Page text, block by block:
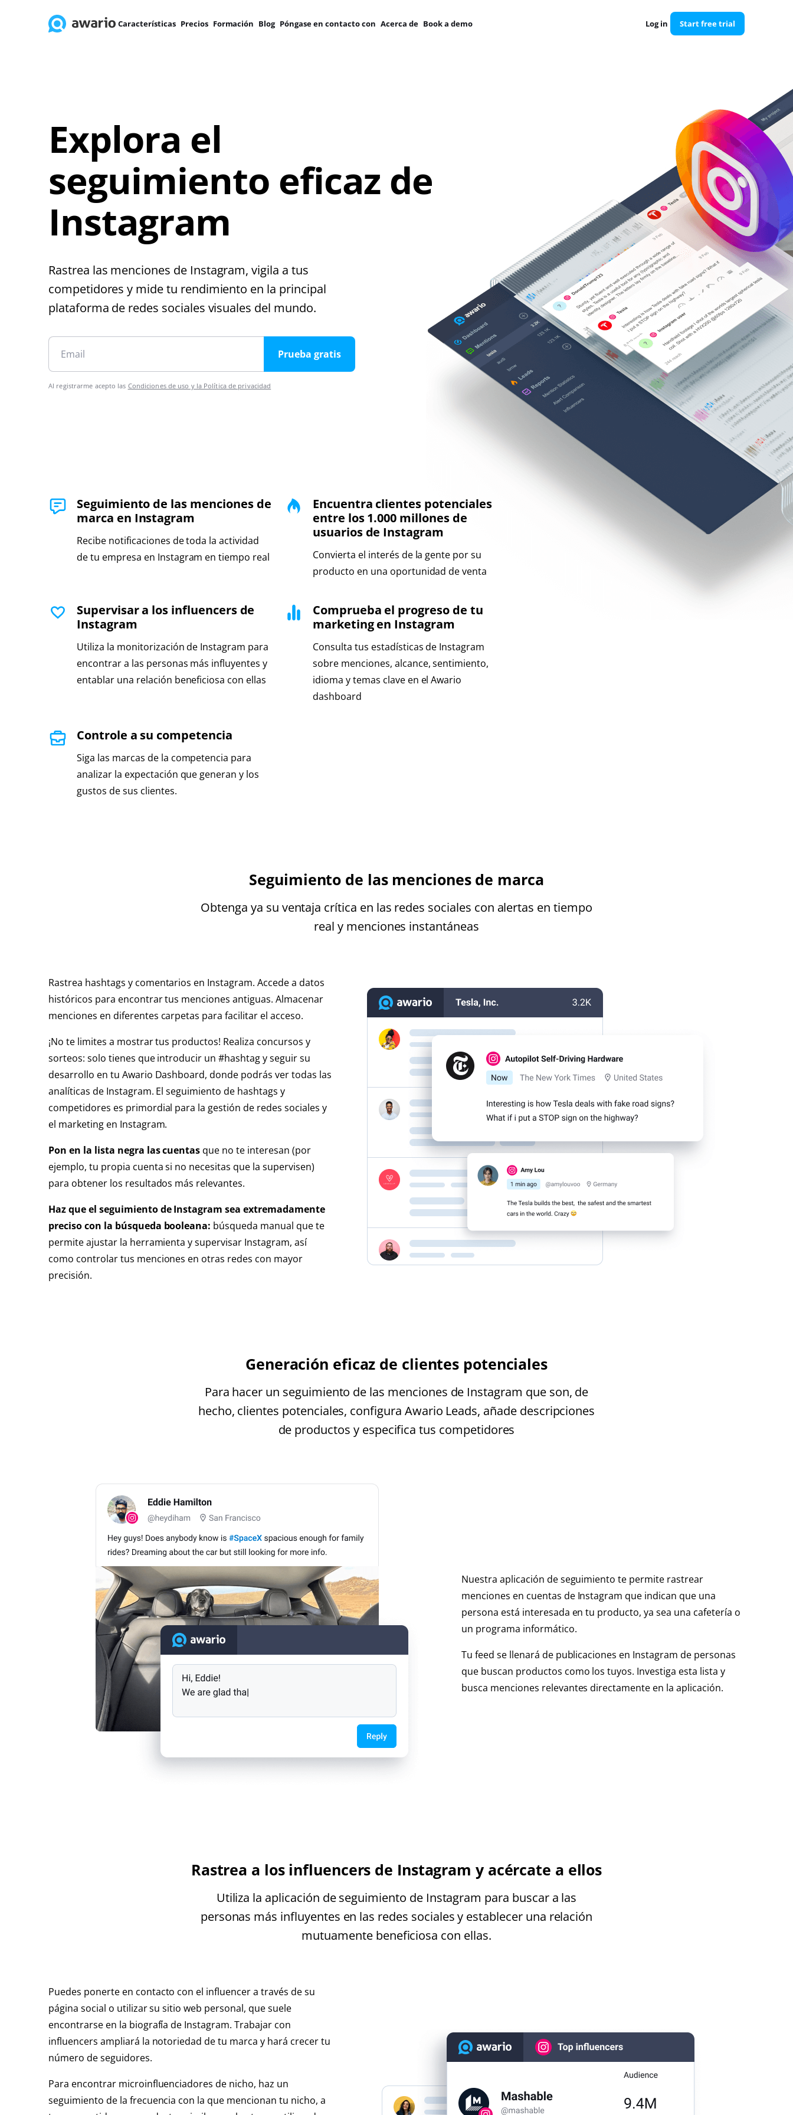
Características Precios Formación Blog Póngase en contacto con Acerca de Book a demo Log in Start free trial
Explora el
seguimiento eficaz de
Instagram
Rastrea las menciones de Instagram, vigila a tus
competidores y mide tu rendimiento en la principal
plataforma de redes sociales visuales del mundo.
Prueba gratis
Al registrarme acepto las Condiciones de uso y la Política de privacidad
Seguimiento de las menciones de
marca en Instagram
Recibe notificaciones de toda la actividad
de tu empresa en Instagram en tiempo real
Encuentra clientes potenciales
entre los 1.000 millones de
usuarios de Instagram
Convierta el interés de la gente por su
producto en una oportunidad de venta
Supervisar a los influencers de
Instagram
Utiliza la monitorización de Instagram para
encontrar a las personas más influyentes y
entablar una relación beneficiosa con ellas
Comprueba el progreso de tu
marketing en Instagram
Consulta tus estadísticas de Instagram
sobre menciones, alcance, sentimiento,
idioma y temas clave en el Awario
dashboard
Controle a su competencia
Siga las marcas de la competencia para
analizar la expectación que generan y los
gustos de sus clientes.
Seguimiento de las menciones de marca
Obtenga ya su ventaja crítica en las redes sociales con alertas en tiempo
real y menciones instantáneas
Rastrea hashtags y comentarios en Instagram. Accede a datos
históricos para encontrar tus menciones antiguas. Almacenar
menciones en diferentes carpetas para facilitar el acceso.
¡No te limites a mostrar tus productos! Realiza concursos y
sorteos: solo tienes que introducir un #hashtag y seguir su
desarrollo en tu Awario Dashboard, donde podrás ver todas las
analíticas de Instagram. El seguimiento de hashtags y
competidores es primordial para la gestión de redes sociales y
el marketing en Instagram.
Pon en la lista negra las cuentas que no te interesan (por
ejemplo, tu propia cuenta si no necesitas que la supervisen)
para obtener los resultados más relevantes.
Haz que el seguimiento de Instagram sea extremadamente
preciso con la búsqueda booleana: búsqueda manual que te
permite ajustar la herramienta y supervisar Instagram, así
como controlar tus menciones en otras redes con mayor
precisión.
Generación eficaz de clientes potenciales
Para hacer un seguimiento de las menciones de Instagram que son, de
hecho, clientes potenciales, configura Awario Leads, añade descripciones
de productos y especifica tus competidores
Nuestra aplicación de seguimiento te permite rastrear
menciones en cuentas de Instagram que indican que una
persona está interesada en tu producto, ya sea una cafetería o
un programa informático.
Tu feed se llenará de publicaciones en Instagram de personas
que buscan productos como los tuyos. Investiga esta lista y
busca menciones relevantes directamente en la aplicación.
Rastrea a los influencers de Instagram y acércate a ellos
Utiliza la aplicación de seguimiento de Instagram para buscar a las
personas más influyentes en las redes sociales y establecer una relación
mutuamente beneficiosa con ellas.
Puedes ponerte en contacto con el influencer a través de su
página social o utilizar su sitio web personal, que suele
encontrarse en la biografía de Instagram. Trabajar con
influencers ampliará la notoriedad de tu marca y hará crecer tu
número de seguidores.
Para encontrar microinfluenciadores de nicho, haz un
seguimiento de la frecuencia con la que mencionan tu nicho, a